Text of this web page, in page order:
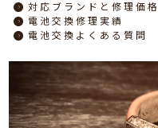
対応ブランドと修理価格
電池交換修理実績
電池交換 よくある質問